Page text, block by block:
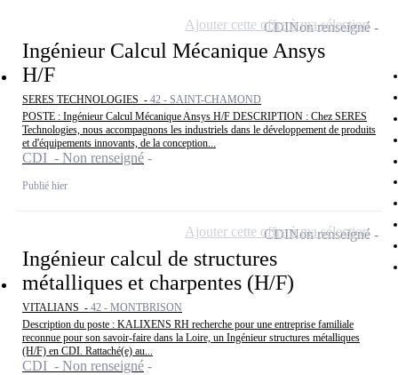
Ingénieur Calcul Mécanique Ansys
H/F
SERES TECHNOLOGIES - 42 - SAINT-CHAMOND
POSTE : Ingénieur Calcul Mécanique Ansys H/F DESCRIPTION : Chez SERES
Technologies, nous accompagnons les industriels dans le développement de produits
et d'équipements innovants, de la conception...
CDI - Non renseigné
Publié hier
CDINon renseigné
Ajouter cette offre à ma sélection
Ingénieur calcul de structures
métalliques et charpentes (H/F)
VITALIANS - 42 - MONTBRISON
Description du poste : KALIXENS RH recherche pour une entreprise familiale
reconnue pour son savoir-faire dans la Loire, un Ingénieur structures métalliques
(H/F) en CDI. Rattaché(e) au...
CDI - Non renseigné
CDINon renseigné
Ajouter cette offre à ma sélection